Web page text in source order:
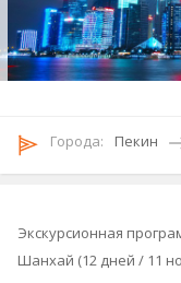
Городa: Пекин
Экскурсионная
Шанхай (12 дней / 11